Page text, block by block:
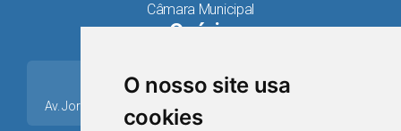
O nosso site usa
cookies
Câmara Municipal
Osório
place
Av. Jorge Dariva, 1211, Centro CEP: 95520.000 - Osório/RS